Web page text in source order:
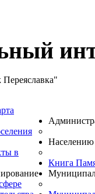
Переяславка"
в
Населению
Книга